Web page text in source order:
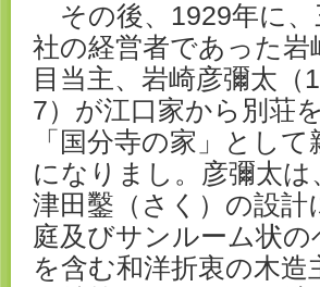
その後、1929年に、
社の経営者であった岩
目当主、岩崎彦彌太（
7）が江口家から別荘
「国分寺の家」として
になりまし。彦彌太は
津田鑿（さく）の設計
庭及びサンルーム状
を含む和洋折衷の木